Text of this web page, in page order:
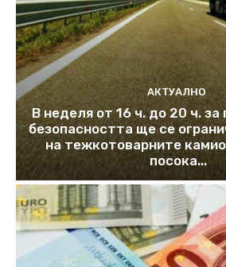
АКТУАЛНО
В неделя от 16 ч. до 20 ч.
безопасността ще се
на тежкотоварните
посока...